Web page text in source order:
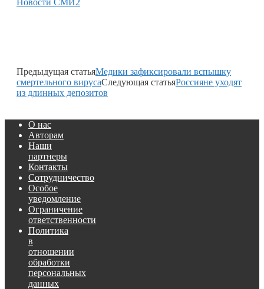
Новости СМИ2
Предыдущая статьяМедики зафиксировали вспышку
смертельного вирусаСледующая статьяРоссияне уходят
из длинных депозитов
О нас
Авторам
Наши
партнеры
Контакты
Сотрудничество
Особое
уведомление
Ограничение
ответственности
Политика
в
отношении
обработки
персональных
данных